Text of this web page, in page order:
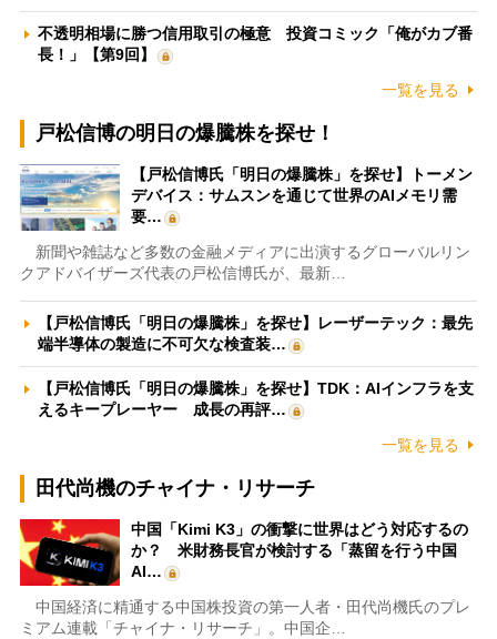
不透明相場に勝つ信用取引の極意 投資コミック「俺がカブ番
長！」【第9回】
一覧を見る
戸松信博の明日の爆騰株を探せ！
【戸松信博氏「明日の爆騰株」を探せ】トーメン
デバイス：サムスンを通じて世界のAIメモリ需
要…
新聞や雑誌など多数の金融メディアに出演するグローバルリン
クアドバイザーズ代表の戸松信博氏が、最新…
【戸松信博氏「明日の爆騰株」を探せ】レーザーテック：最先
端半導体の製造に不可欠な検査装…
【戸松信博氏「明日の爆騰株」を探せ】TDK：AIインフラを支
えるキープレーヤー 成長の再評…
一覧を見る
田代尚機のチャイナ・リサーチ
中国「Kimi K3」の衝撃に世界はどう対応するの
か？ 米財務長官が検討する「蒸留を行う中国
AI…
中国経済に精通する中国株投資の第一人者・田代尚機氏のプレ
ミアム連載「チャイナ・リサーチ」。中国企…